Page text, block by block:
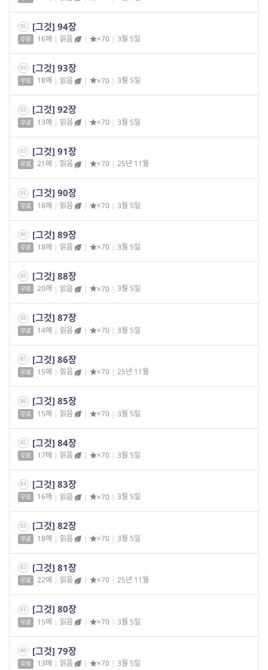
95 [그것] 94장
무료 16매 | 읽음 | ×70 | 3월 5일
94 [그것] 93장
무료 18매 | 읽음 | ×70 | 3월 5일
93 [그것] 92장
무료 13매 | 읽음 | ×70 | 3월 5일
92 [그것] 91장
무료 21매 | 읽음 | ×70 | 25년 11월
91 [그것] 90장
무료 18매 | 읽음 | ×70 | 3월 5일
90 [그것] 89장
무료 18매 | 읽음 | ×70 | 3월 5일
89 [그것] 88장
무료 20매 | 읽음 | ×70 | 3월 5일
88 [그것] 87장
무료 14매 | 읽음 | ×70 | 3월 5일
87 [그것] 86장
무료 15매 | 읽음 | ×70 | 25년 11월
86 [그것] 85장
무료 15매 | 읽음 | ×70 | 3월 5일
85 [그것] 84장
무료 17매 | 읽음 | ×70 | 3월 5일
84 [그것] 83장
무료 16매 | 읽음 | ×70 | 3월 5일
83 [그것] 82장
무료 18매 | 읽음 | ×70 | 3월 5일
82 [그것] 81장
무료 22매 | 읽음 | ×70 | 25년 11월
81 [그것] 80장
무료 15매 | 읽음 | ×70 | 3월 5일
80 [그것] 79장
무료 13매 | 읽음 | ×70 | 3월 5일